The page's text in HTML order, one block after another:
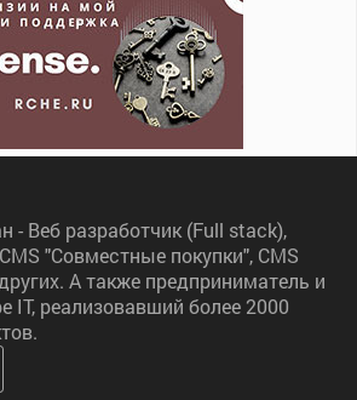
Веб разработчик (Full stack),
"Совместные покупки", CMS
А также предприниматель и
IT, реализовавший более 2000